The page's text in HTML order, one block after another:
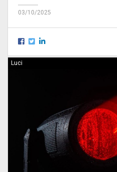
03/10/2025
Luci